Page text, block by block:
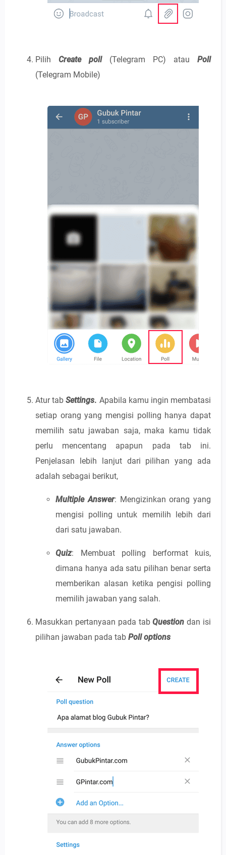
Pilih Create poll(Telegram PC) atau Poll
(Telegram Mobile)
Atur tabSettings. Apabila kamu ingin membatasi
setiap orang yang mengisi polling hanya dapat
memilih satu jawaban saja, maka kamu tidak
perlu mencentang apapun pada tab ini.
Penjelasan lebih lanjut dari pilihan yang ada
adalah sebagai berikut,
Multiple Answer: Mengizinkan orang yang
mengisi polling untuk memilih lebih dari
dari satu jawaban.
Quiz: Membuat polling berformat kuis,
dimana hanya ada satu pilihan benar serta
memberikan alasan ketika pengisi polling
memilih jawaban yang salah.
Masukkan pertanyaan pada tabQuestion dan isi
pilihan jawaban pada tab Poll options